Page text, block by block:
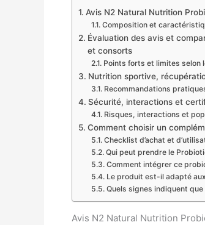
Avis N2 Natural Nutrition
Composition et
Évaluation des avis et
et consorts
Points forts et limites selon
Nutrition sportive,
Recommandations
Sécurité, interactions et
Risques, interactions et
Comment choisir un
Checklist d’achat et
Qui peut prendre le
Comment intégrer ce
Le produit est-il adapté
Quels signes indiquent
Avis N2 Natural Nutrition